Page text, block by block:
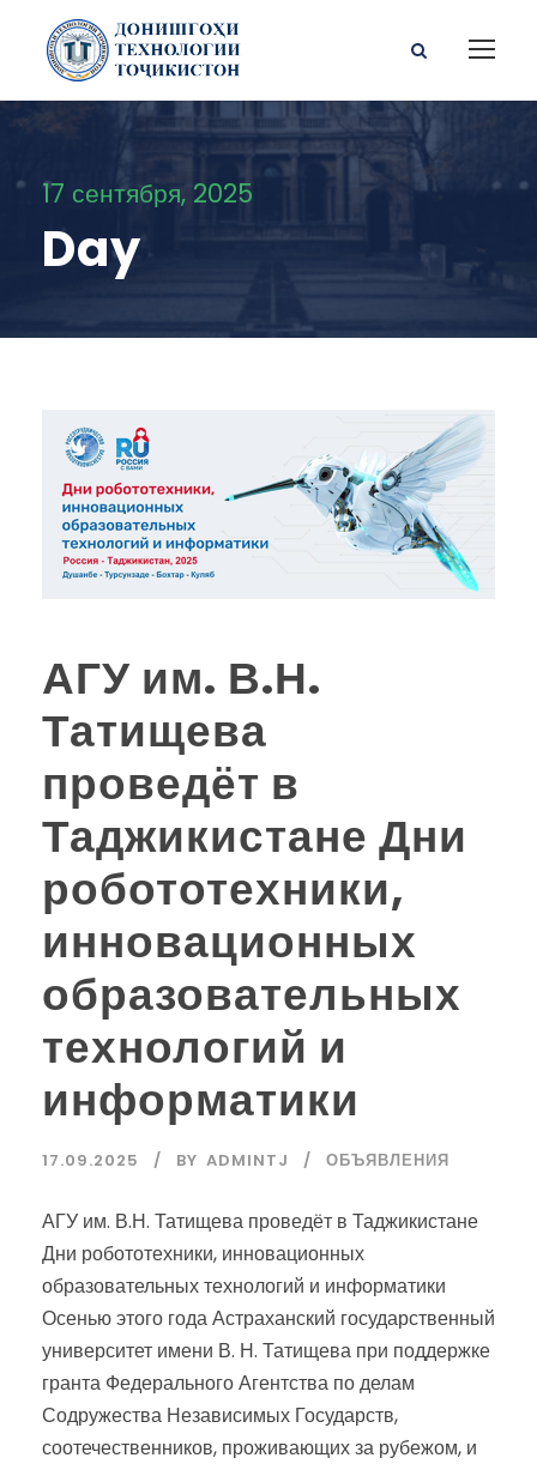
17 сентября, 2025
Day
АГУ им. В.Н.
Татищева
проведёт в
Таджикистане Дни
робототехники,
инновационных
образовательных
технологий и
информатики
17.09.2025 BY ADMINTJ ОБЪЯВЛЕНИЯ
АГУ им. В.Н. Татищева проведёт в Таджикистане
Дни робототехники, инновационных
образовательных технологий и информатики
Осенью этого года Астраханский государственный
университет имени В. Н. Татищева при поддержке
гранта Федерального Агентства по делам
Содружества Независимых Государств,
соотечественников, проживающих за рубежом, и